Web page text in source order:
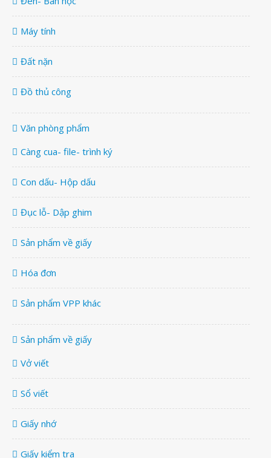
Máy tính
Đất nặn
Đồ thủ công
Văn phòng phẩm
Càng cua- file- trình ký
Con dấu- Hộp dấu
Đục lỗ- Dập ghim
Sản phẩm về giấy
Hóa đơn
Sản phẩm VPP khác
Sản phẩm về giấy
Vở viết
Sổ viết
Giấy nhớ
Giấy kiểm tra